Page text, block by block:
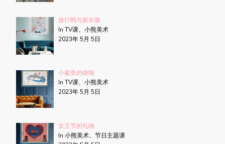
旅行鸭与新衣服
In TV课、小熊美术
2023年 5月 5日
小鲨鱼的烦恼
In TV课、小熊美术
2023年 5月 5日
女王节的礼物
In 小熊美术、节日主题课